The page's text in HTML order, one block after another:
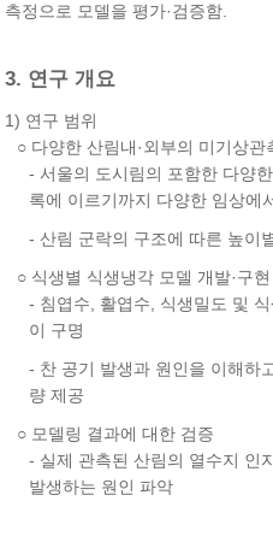
측정으로 모델을 평가·검증함.
3. 연구 개요
1) 연구 범위
○ 다양한 산림내·외부의 미기상관
- 서울의 도시림의 포함한 다양
록에 이르기까지 다양한 임상에
- 산림 군락의 구조에 따른 높이
○ 식생별 식생냉각 모델 개발·구
- 침엽수, 활엽수, 식생밀도 및
이 구명
- 찬 공기 발생과 원인을 이해하
량 제공
○ 모델링 결과에 대한 검증
- 실제 관측된 산림의 열수지 인
발생하는 원인 파악